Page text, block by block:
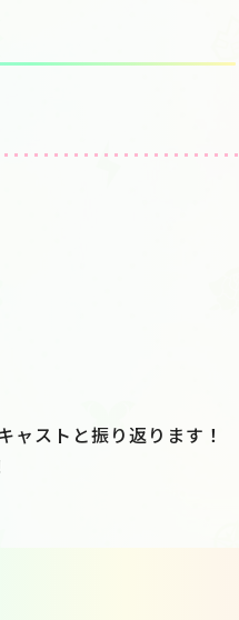
ストと振り返ります！